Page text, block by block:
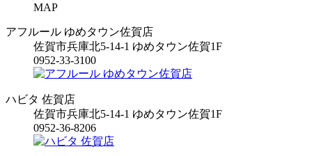
MAP
アフルール ゆめタウン佐賀店
佐賀市兵庫北5-14-1 ゆめタウン佐賀1F
0952-33-3100
ハビタ 佐賀店
佐賀市兵庫北5-14-1 ゆめタウン佐賀1F
0952-36-8206